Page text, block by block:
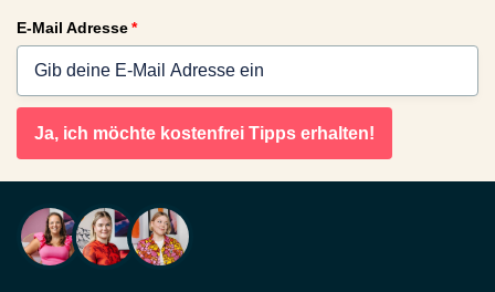
E-Mail Adresse*
Ja, ich möchte kostenfrei Tipps erhalten!